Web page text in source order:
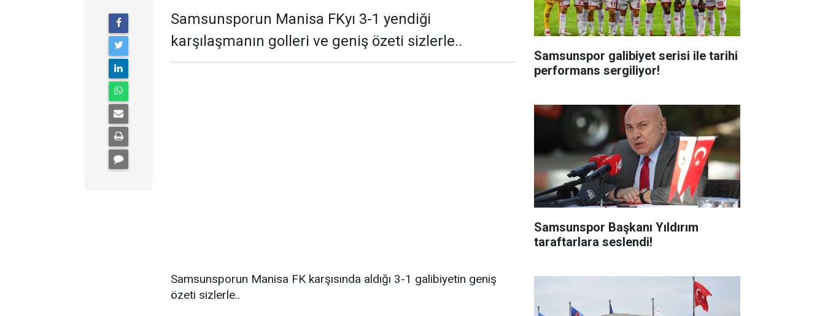
Samsunsporun Manisa FKyı 3-1 yendiği
karşılaşmanın golleri ve geniş özeti sizlerle..
Samsunsporun Manisa FK karşısında aldığı 3-1 galibiyetin geniş
özeti sizlerle..
Samsunspor galibiyet serisi ile tarihi
performans sergiliyor!
Samsunspor Başkanı Yıldırım
taraftarlara seslendi!